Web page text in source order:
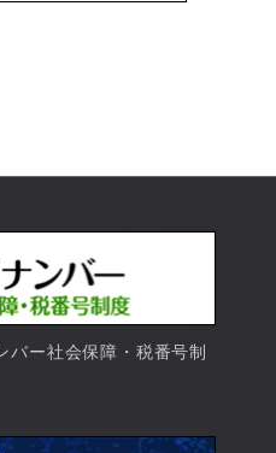
バー社会保障・税番号制